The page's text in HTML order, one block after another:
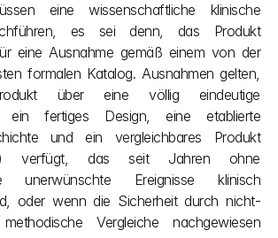
eine wissenschaftliche klinische
es sei denn, das Produkt
eine Ausnahme gemäß einem von der
formalen Katalog. Ausnahmen gelten,
über eine völlig eindeutige
ein fertiges Design, eine etablierte
und ein vergleichbares Produkt
verfügt, das seit Jahren ohne
unerwünschte Ereignisse klinisch
oder wenn die Sicherheit durch nicht-
Vergleiche nachgewiesen